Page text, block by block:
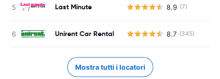
Last Minute 8.9 (7)
Unirent Car Rental 8.7 (345)
Mostra tutti i locatori